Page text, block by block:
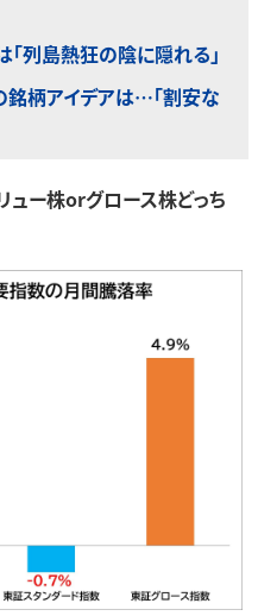
列島熱狂の陰に隠れる」
柄アイデアは…「割安な
ュー株orグロース株どっち